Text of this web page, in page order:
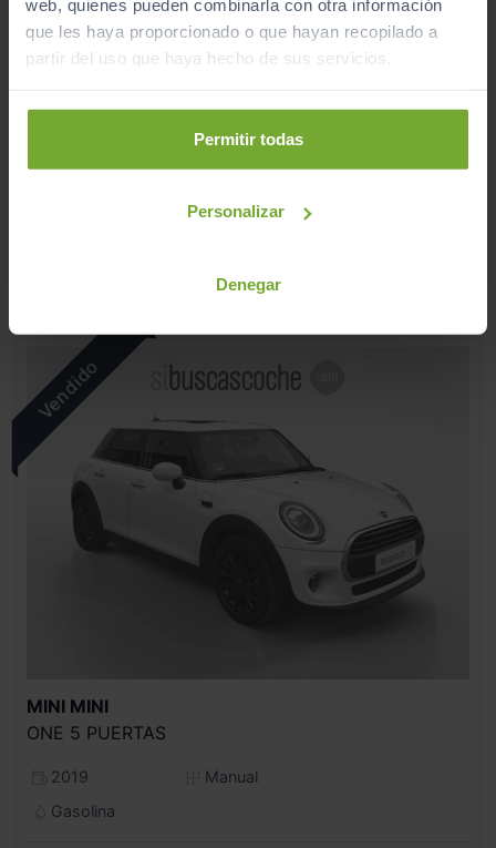
web, quienes pueden combinarla con otra información
que les haya proporcionado o que hayan recopilado a
partir del uso que haya hecho de sus servicios.
Permitir todas
Personalizar
Denegar
SEAT IBIZA
1.0 ECOTSI 70KW (95CV) STYLE
MINI MINI
ONE 5 PUERTAS
2019
Manual
Gasolina